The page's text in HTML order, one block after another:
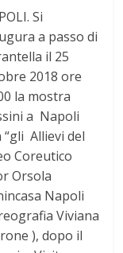
Si
a passo di
il 25
2018 ore
la mostra
a Napoli
“gli Allievi del
Coreutico
Orsola
Napoli
Viviana
), dopo il